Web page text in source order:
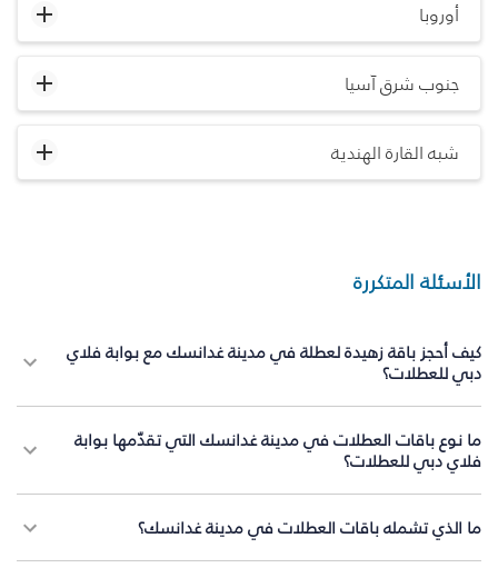
أوروبا
جنوب شرق آسيا
شبه القارة الهندية
الأسئلة المتكررة
كيف أحجز باقة زهيدة لعطلة في مدينة غدانسك مع بوابة فلاي
دبي للعطلات؟
ما نوع باقات العطلات في مدينة غدانسك التي تقدّمها بوابة
فلاي دبي للعطلات؟
ما الذي تشمله باقات العطلات في مدينة غدانسك؟